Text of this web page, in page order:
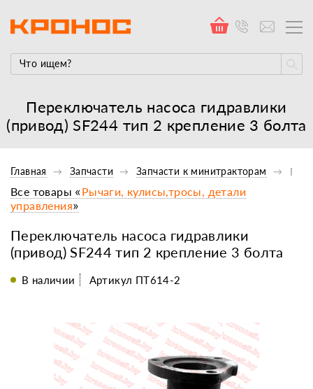
Переключатель насоса гидравлики
(привод) SF244 тип 2 крепление 3 болта
Главная Запчасти Запчасти к минитракторам
Переключатель насоса гидравлики
(привод) SF244 тип 2 крепление 3 болта
Все товары «Рычаги, кулисы,тросы, детали
управления»
В наличии Артикул ПТ614-2